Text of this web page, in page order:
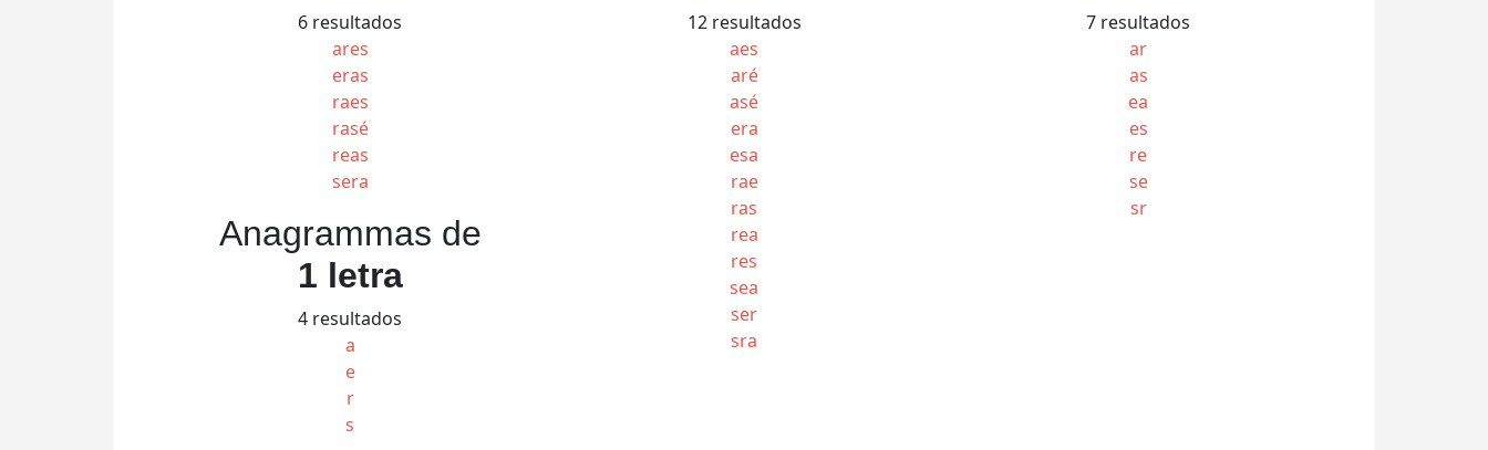
6 resultados
ares
eras
raes
rasé
reas
sera
12 resultados
aes
aré
asé
era
esa
rae
ras
rea
res
sea
ser
sra
7 resultados
ar
as
ea
es
re
se
sr
Anagrammas de
1 letra
4 resultados
a
e
r
s